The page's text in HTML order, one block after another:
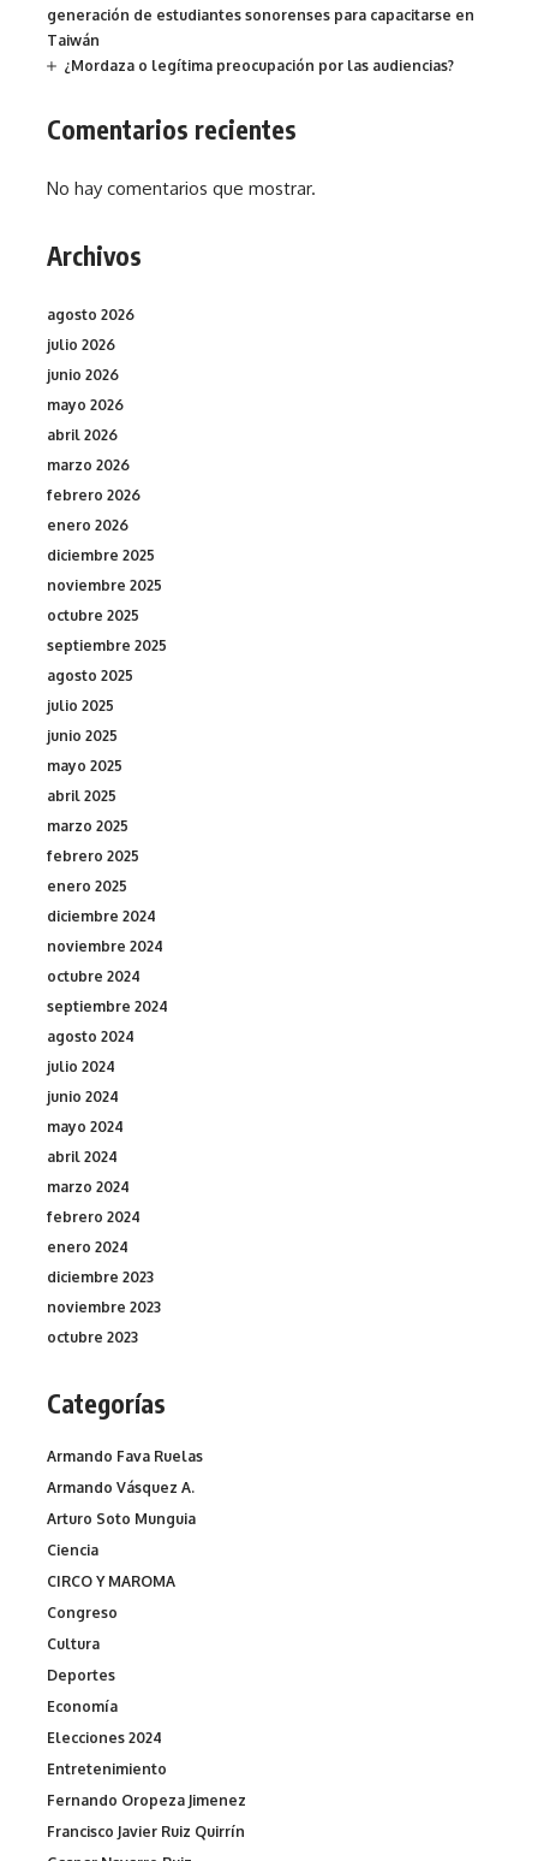
generación de estudiantes sonorenses para capacitarse en
Taiwán
¿Mordaza o legítima preocupación por las audiencias?
Comentarios recientes
No hay comentarios que mostrar.
Archivos
agosto 2026
julio 2026
junio 2026
mayo 2026
abril 2026
marzo 2026
febrero 2026
enero 2026
diciembre 2025
noviembre 2025
octubre 2025
septiembre 2025
agosto 2025
julio 2025
junio 2025
mayo 2025
abril 2025
marzo 2025
febrero 2025
enero 2025
diciembre 2024
noviembre 2024
octubre 2024
septiembre 2024
agosto 2024
julio 2024
junio 2024
mayo 2024
abril 2024
marzo 2024
febrero 2024
enero 2024
diciembre 2023
noviembre 2023
octubre 2023
Categorías
Armando Fava Ruelas
Armando Vásquez A.
Arturo Soto Munguia
Ciencia
CIRCO Y MAROMA
Congreso
Cultura
Deportes
Economía
Elecciones 2024
Entretenimiento
Fernando Oropeza Jimenez
Francisco Javier Ruiz Quirrín